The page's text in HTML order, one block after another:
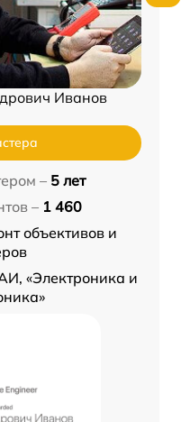
Иванов
– 5 лет
– 1 460
объективов и
«Электроника и